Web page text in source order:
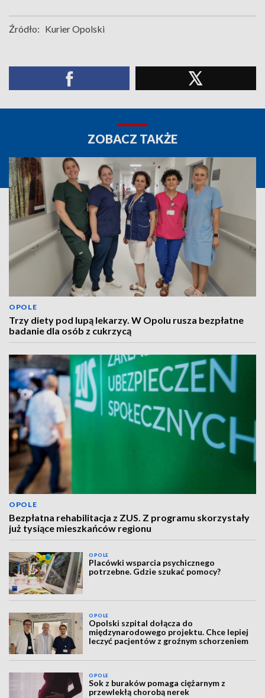
Źródło: Kurier Opolski
ZOBACZ TAKŻE
OPOLE
Trzy diety pod lupą lekarzy. W Opolu rusza bezpłatne
badanie dla osób z cukrzycą
OPOLE
Bezpłatna rehabilitacja z ZUS. Z programu skorzystały
już tysiące mieszkańców regionu
OPOLE
Placówki wsparcia psychicznego
potrzebne. Gdzie szukać pomocy?
OPOLE
Opolski szpital dołącza do
międzynarodowego projektu. Chce lepiej
leczyć pacjentów z groźnym schorzeniem
OPOLE
Sok z buraków pomaga ciężarnym z
przewlekłą chorobą nerek